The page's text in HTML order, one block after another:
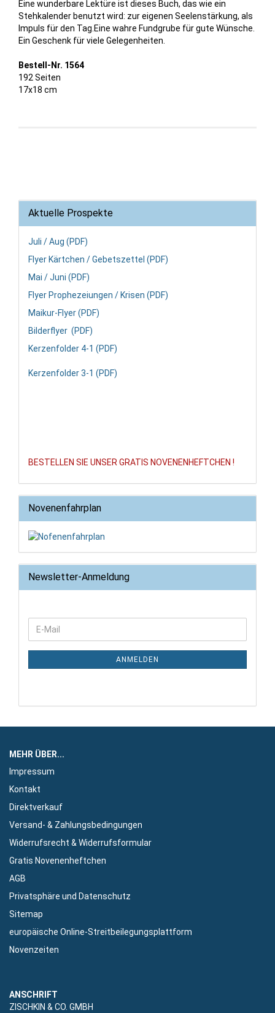
Eine wunderbare Lektüre ist dieses Buch, das wie ein
Stehkalender benutzt wird: zur eigenen Seelenstärkung, als
Impuls für den Tag.Eine wahre Fundgrube für gute Wünsche.
Ein Geschenk für viele Gelegenheiten.
Bestell-Nr. 1564
192 Seiten
17x18 cm
Aktuelle Prospekte
Juli / Aug (PDF)
Flyer Kärtchen / Gebetszettel (PDF)
Mai / Juni (PDF)
Flyer Prophezeiungen / Krisen (PDF)
Maikur-Flyer (PDF)
Bilderflyer (PDF)
Kerzenfolder 4-1 (PDF)
Kerzenfolder 3-1 (PDF)
BESTELLEN SIE UNSER GRATIS NOVENENHEFTCHEN !
Novenenfahrplan
Newsletter-Anmeldung
WEITER
ZUR
NEWSLETTER-
E-
Mail
ANMELDEN
MEHR ÜBER...
Impressum
Kontakt
Direktverkauf
Versand- & Zahlungsbedingungen
Widerrufsrecht & Widerrufsformular
Gratis Novenenheftchen
AGB
Privatsphäre und Datenschutz
Sitemap
europäische Online-Streitbeilegungsplattform
Novenzeiten
ANSCHRIFT
ZISCHKIN & CO. GMBH